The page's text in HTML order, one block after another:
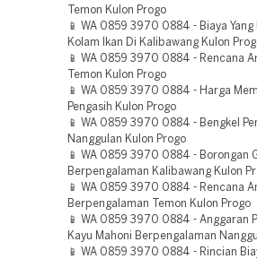
Temon Kulon Progo
📱 WA 0859 3970 0884 - Biaya
Kolam Ikan Di Kalibawang Kulon
📱 WA 0859 3970 0884 - Rencana
Temon Kulon Progo
📱 WA 0859 3970 0884 - Harga
Pengasih Kulon Progo
📱 WA 0859 3970 0884 - Bengkel
Nanggulan Kulon Progo
📱 WA 0859 3970 0884 - Borongan
Berpengalaman Kalibawang Kulon
📱 WA 0859 3970 0884 - Rencana
Berpengalaman Temon Kulon Progo
📱 WA 0859 3970 0884 - Anggaran
Kayu Mahoni Berpengalaman
📱 WA 0859 3970 0884 - Rincian